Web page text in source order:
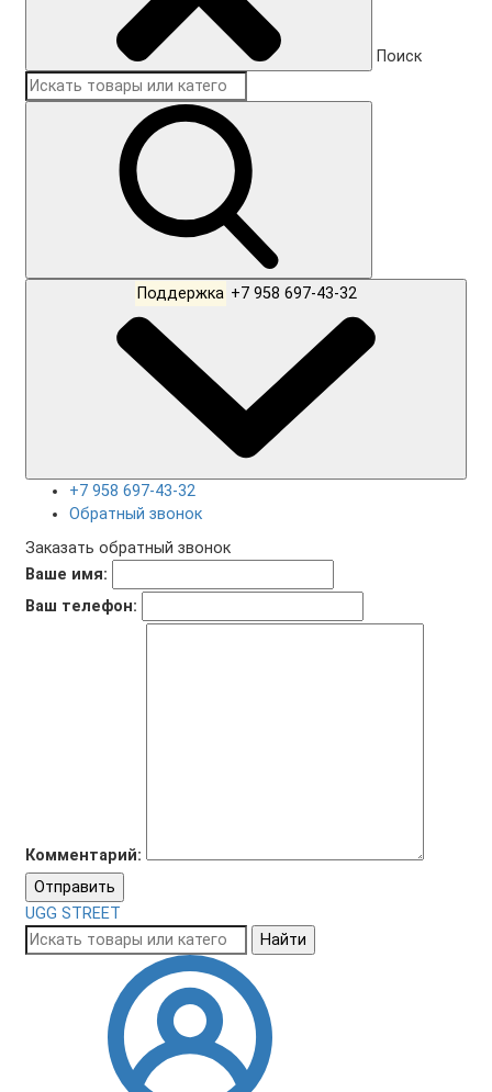
Поиск
Поддержка
+7 958 697-43-32
Обратный звонок
Заказать обратный звонок
Ваше имя:
Ваш телефон:
Комментарий:
Отправить
UGG STREET
Найти